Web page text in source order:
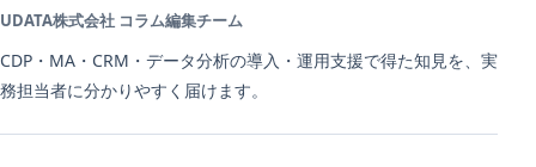
UDATA株式会社 コラム編集チーム
CDP・MA・CRM・データ分析の導入・運用支援で得た知見を、実
務担当者に分かりやすく届けます。